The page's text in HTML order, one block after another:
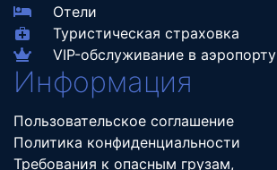
Отели
Туристическая страховка
VIP-обслуживание в аэропорту
Информация
Пользовательское соглашение
Политика конфиденциальности
Требования к опасным грузам,